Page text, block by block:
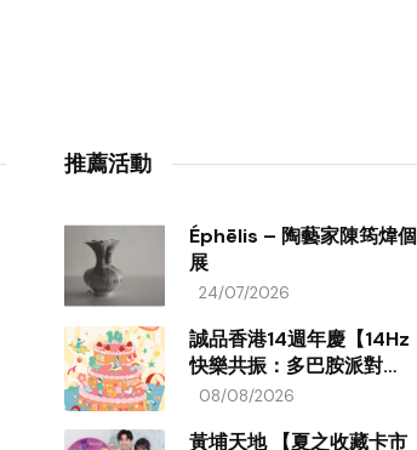
推薦活動
Éphēlis – 陶藝家陳筠煒個
展
24/07/2026
誠品香港14週年慶【14Hz
快樂共振：多巴胺派對
ON!】
08/08/2026
黃埔天地 【夏之收藏卡市